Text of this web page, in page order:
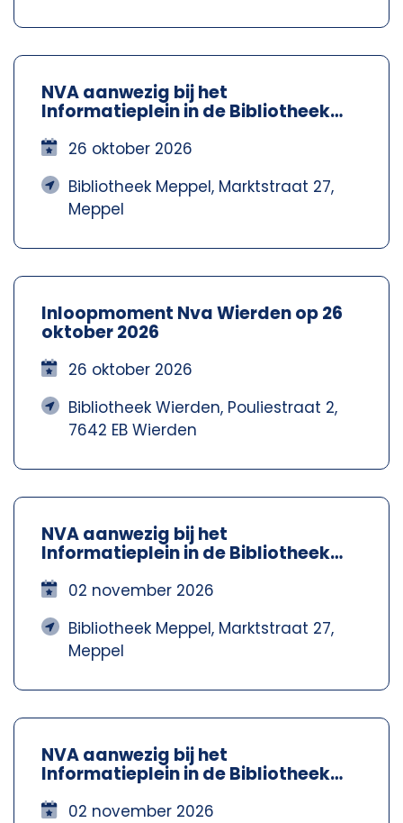
NVA aanwezig bij het
Informatieplein in de Bibliotheek
Meppel
26 oktober 2026
Bibliotheek Meppel, Marktstraat 27,
Meppel
Inloopmoment Nva Wierden op 26
oktober 2026
26 oktober 2026
Bibliotheek Wierden, Pouliestraat 2,
7642 EB Wierden
NVA aanwezig bij het
Informatieplein in de Bibliotheek
Meppel
02 november 2026
Bibliotheek Meppel, Marktstraat 27,
Meppel
NVA aanwezig bij het
Informatieplein in de Bibliotheek
Meppel
02 november 2026